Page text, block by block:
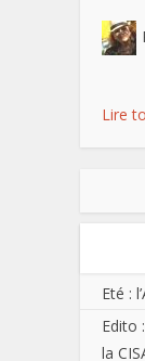
Lire
Eté :
Edito
la